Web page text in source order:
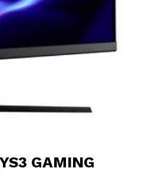
GAMING